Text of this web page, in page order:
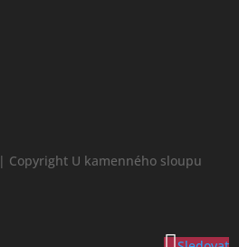
| Copyright U kamenného sloupu